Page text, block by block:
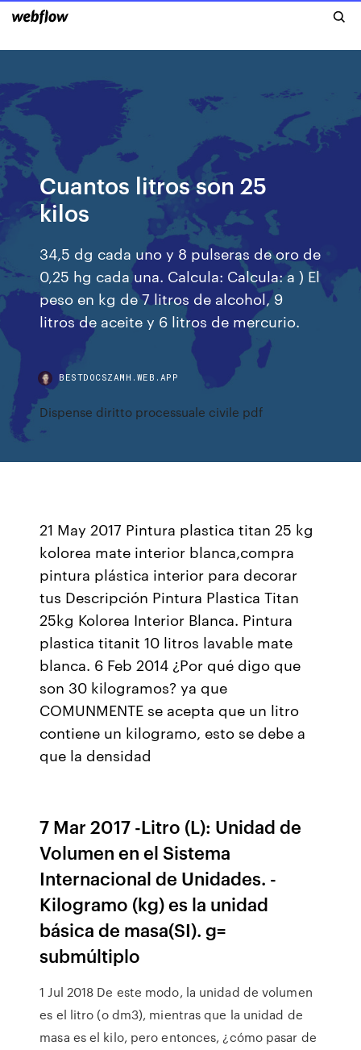
Cuantos litros son 25
kilos
34,5 dg cada uno y 8 pulseras de oro de
0,25 hg cada una. Calcula: Calcula: a ) El
peso en kg de 7 litros de alcohol, 9
litros de aceite y 6 litros de mercurio.
BESTDOCSZAMH.WEB.APP
Dispense diritto processuale civile pdf
21 May 2017 Pintura plastica titan 25 kg
kolorea mate interior blanca,compra
pintura plástica interior para decorar
tus Descripción Pintura Plastica Titan
25kg Kolorea Interior Blanca. Pintura
plastica titanit 10 litros lavable mate
blanca. 6 Feb 2014 ¿Por qué digo que
son 30 kilogramos? ya que
COMUNMENTE se acepta que un litro
contiene un kilogramo, esto se debe a
que la densidad
7 Mar 2017 -Litro (L): Unidad de
Volumen en el Sistema
Internacional de Unidades. -
Kilogramo (kg) es la unidad
básica de masa(SI). g=
submúltiplo
1 Jul 2018 De este modo, la unidad de volumen
es el litro (o dm3), mientras que la unidad de
masa es el kilo, pero entonces, ¿cómo pasar de